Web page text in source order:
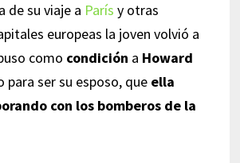
de su viaje a París y otras
europeas la joven volvió a
como condición a Howard
para ser su esposo, que ella
con los bomberos de la